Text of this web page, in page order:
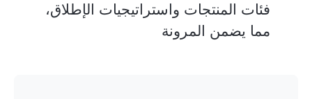
فئات المنتجات واستراتيجيات الإطلاق،
مما يضمن المرونة